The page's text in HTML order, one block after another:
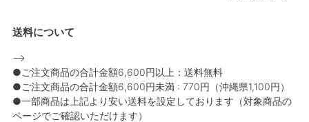
送料について
-->
●ご注文商品の合計金額6,600円以上：送料無料
●ご注文商品の合計金額6,600円未満 : 770円（沖縄県1,100円）
●一部商品は上記より安い送料を設定しております（対象商品の
ページでご確認いただけます）